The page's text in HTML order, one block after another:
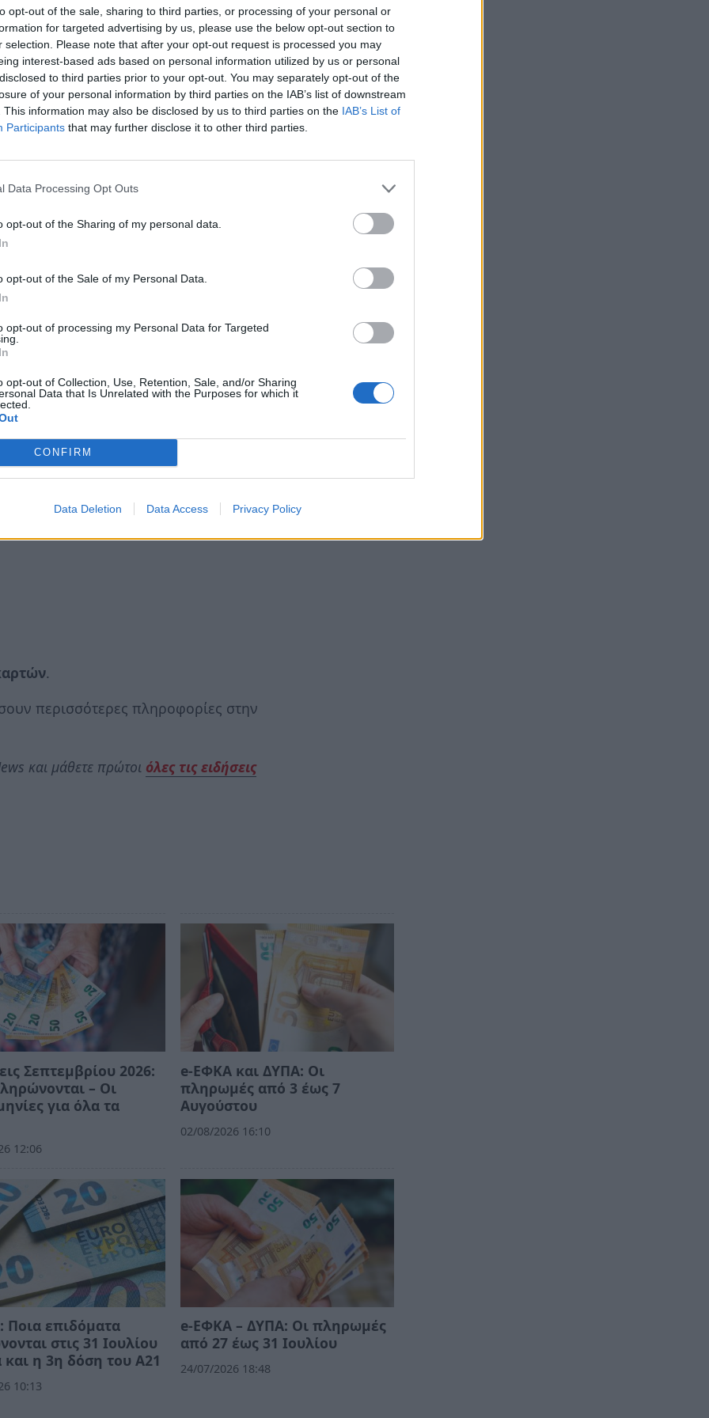
opt-out of the sale, sharing to third parties, or processing of your personal or
for targeted advertising by us, please use the below opt-out section to
selection. Please note that after your opt-out request is processed you may
interest-based ads based on personal information utilized by us or personal
to third parties prior to your opt-out. You may separately opt-out of the
of your personal information by third parties on the IAB’s list of downstream
This information may also be disclosed by us to third parties on the IAB’s List of
Participants that may further disclose it to other third parties.
Data Processing Opt Outs
opt-out of the Sharing of my personal data.
opt-out of the Sale of my Personal Data.
opt-out of processing my Personal Data for Targeted
opt-out of Collection, Use, Retention, Sale, and/or Sharing
Data that Is Unrelated with the Purposes for which it
CONFIRM
Data Deletion Data Access Privacy Policy
174.174 ευρώ
1982): 11.900 δικαιούχοι – 4.994.140
Υπερηλίκων: 23.448
ευρώ
5 δικαιούχοι – 2.100 ευρώ
ευρώ
καταστροφές: 17 δικαιούχοι –
ευρώ
ευρώ
– 1.883.700 ευρώ
Υπερηλίκων σε μέλη της
δικαιούχοι – 3.334.900 ευρώ
.
περισσότερες πληροφορίες στην
και μάθετε πρώτοι όλες τις ειδήσεις
Σεπτεμβρίου 2026:
– Οι
για όλα τα
12:06
e-ΕΦΚΑ και ΔΥΠΑ: Οι
πληρωμές από 3 έως 7
Αυγούστου
02/08/2026 16:10
επιδόματα
στις 31 Ιουλίου
η 3η δόση του Α21
10:13
e-ΕΦΚΑ – ΔΥΠΑ: Οι πληρωμές
από 27 έως 31 Ιουλίου
24/07/2026 18:48